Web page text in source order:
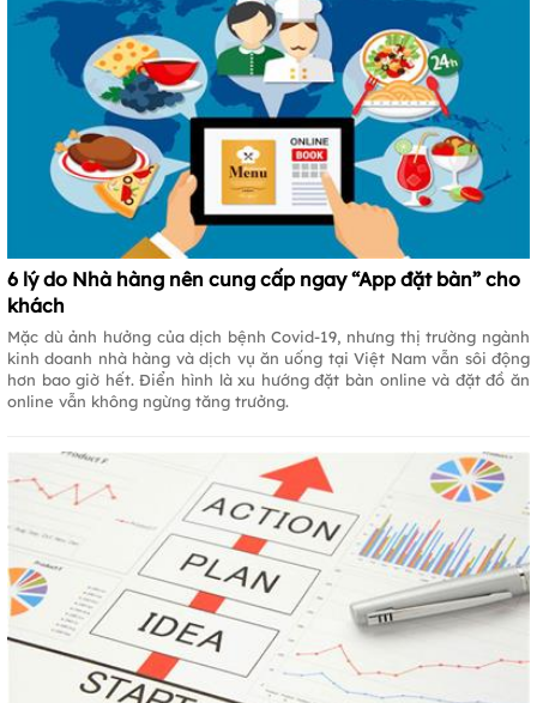
6 lý do Nhà hàng nên cung cấp ngay “App đặt bàn” cho
khách
Mặc dù ảnh hưởng của dịch bệnh Covid-19, nhưng thị trường ngành
kinh doanh nhà hàng và dịch vụ ăn uống tại Việt Nam vẫn sôi động
hơn bao giờ hết. Điển hình là xu hướng đặt bàn online và đặt đồ ăn
online vẫn không ngừng tăng trưởng.